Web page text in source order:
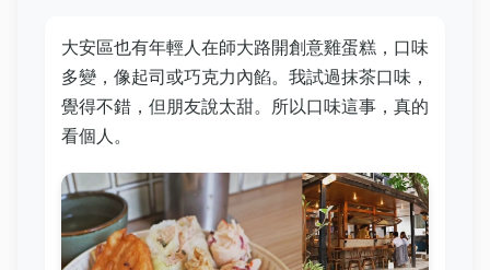
大安區也有年輕人在師大路開創意雞蛋糕，口味
多變，像起司或巧克力內餡。我試過抹茶口味，
覺得不錯，但朋友說太甜。所以口味這事，真的
看個人。